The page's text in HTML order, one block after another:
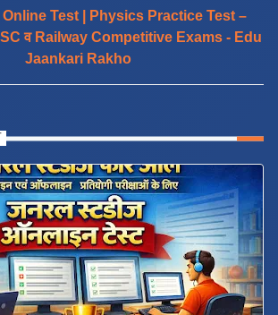
Online Test | Physics Practice Test –
व Railway Competitive Exams - Edu
Jaankari Rakho